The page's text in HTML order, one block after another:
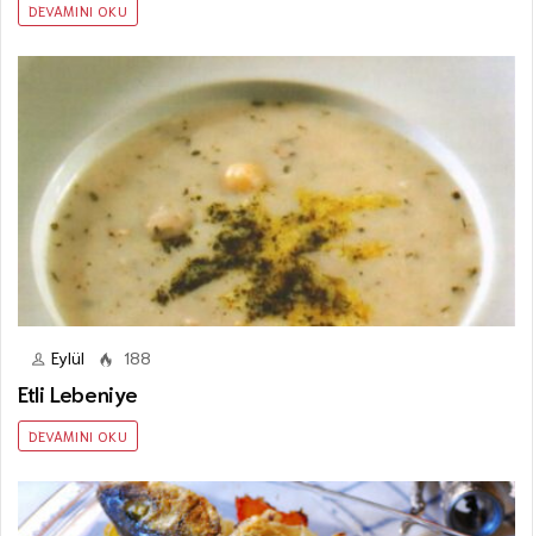
DEVAMINI OKU
Eylül 188
Etli Lebeniye
DEVAMINI OKU